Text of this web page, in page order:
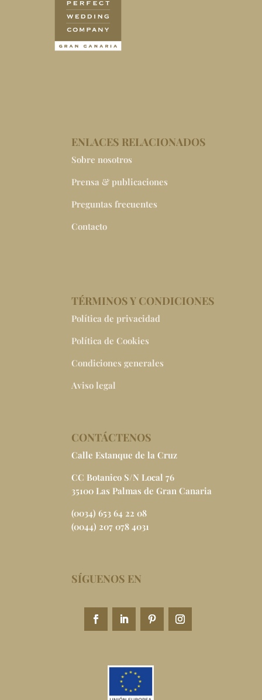
ENLACES RELACIONADOS
Sobre nosotros
Prensa & publicaciones
Preguntas frecuentes
Contacto
TÉRMINOS Y CONDICIONES
Política de privacidad
Política de Cookies
Condiciones generales
Aviso legal
CONTÁCTENOS
Calle Estanque de la Cruz
CC Botanico S/N Local 76
35100 Las Palmas de Gran Canaria
(0034) 653 64 22 08
(0044) 207 078 4031
SÍGUENOS EN